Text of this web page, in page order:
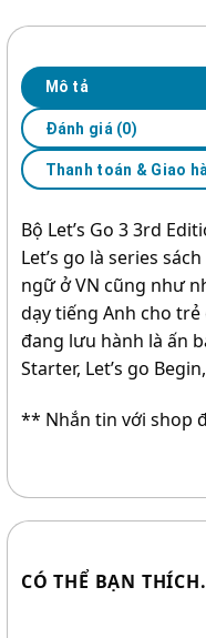
Let’s
3
(Work
Book
+
Student
số
lượng
Mô tả
Đánh giá (0)
Thanh toán & Giao
Bộ Let’s Go 3 3rd
Let’s go là series
ngữ ở VN cũng như
dạy tiếng Anh cho
đang lưu hành là ấn
Starter, Let’s go
** Nhắn tin với shop
CÓ THỂ BẠN